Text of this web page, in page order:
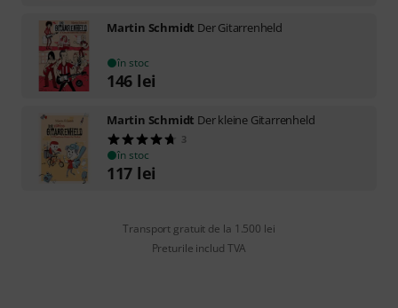
Martin Schmidt Der Gitarrenheld
în stoc
146 lei
Martin Schmidt Der kleine Gitarrenheld
3
în stoc
117 lei
Transport gratuit de la 1.500 lei
Preturile includ TVA